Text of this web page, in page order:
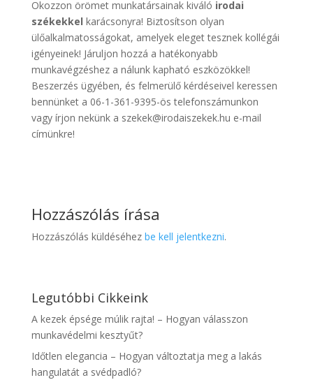
Okozzon örömet munkatársainak kiváló irodai
székekkel karácsonyra! Biztosítson olyan
ülőalkalmatosságokat, amelyek eleget tesznek kollégái
igényeinek! Járuljon hozzá a hatékonyabb
munkavégzéshez a nálunk kapható eszközökkel!
Beszerzés ügyében, és felmerülő kérdéseivel keressen
bennünket a 06-1-361-9395-ös telefonszámunkon
vagy írjon nekünk a szekek@irodaiszekek.hu e-mail
címünkre!
Hozzászólás írása
Hozzászólás küldéséhez be kell jelentkezni.
Legutóbbi Cikkeink
A kezek épsége múlik rajta! – Hogyan válasszon
munkavédelmi kesztyűt?
Időtlen elegancia – Hogyan változtatja meg a lakás
hangulatát a svédpadló?